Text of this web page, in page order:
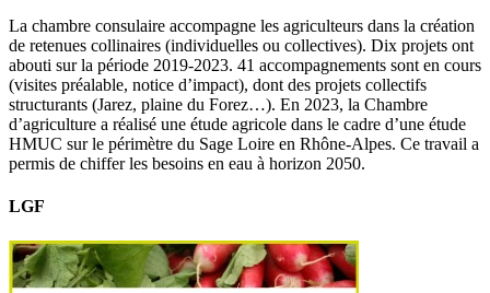
La chambre consulaire accompagne les agriculteurs dans la création
de retenues collinaires (individuelles ou collectives). Dix projets ont
abouti sur la période 2019-2023. 41 accompagnements sont en cours
(visites préalable, notice d’impact), dont des projets collectifs
structurants (Jarez, plaine du Forez…). En 2023, la Chambre
d’agriculture a réalisé une étude agricole dans le cadre d’une étude
HMUC sur le périmètre du Sage Loire en Rhône-Alpes. Ce travail a
permis de chiffer les besoins en eau à horizon 2050.
LGF